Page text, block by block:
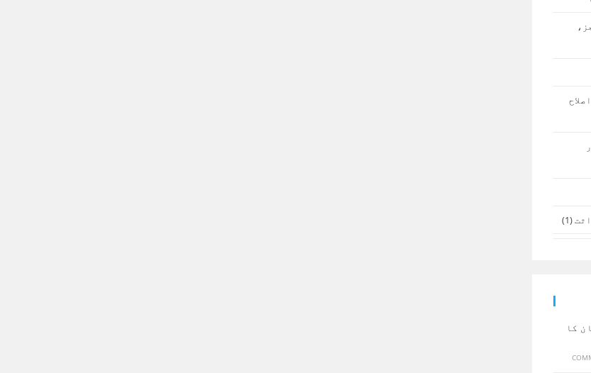
(1)
کا